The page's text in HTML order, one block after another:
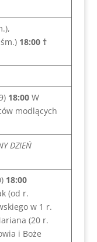
18:00 †
18:00W
modlących
DZIEŃ
18:00
(od r.
w 1 r.
(20 r.
i Boże